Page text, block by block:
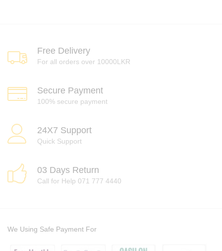
Free Delivery
For all orders over 10000LKR
Secure Payment
100% secure payment
24X7 Support
Quick Support
03 Days Return
Call for Help 071 777 4440
We Using Safe Payment For